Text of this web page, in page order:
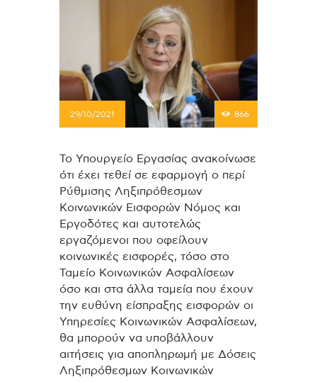
29/10/2021 866
Το Υπουργείο Εργασίας ανακοίνωσε
ότι έχει τεθεί σε εφαρμογή ο περί
Ρύθμισης Ληξιπρόθεσμων
Κοινωνικών Εισφορών Νόμος και
Εργοδότες και αυτοτελώς
εργαζόμενοι που οφείλουν
κοινωνικές εισφορές, τόσο στο
Ταμείο Κοινωνικών Ασφαλίσεων
όσο και στα άλλα ταμεία που έχουν
την ευθύνη είσπραξης εισφορών οι
Υπηρεσίες Κοινωνικών Ασφαλίσεων,
θα μπορούν να υποβάλλουν
αιτήσεις για αποπληρωμή με Δόσεις
Ληξιπρόθεσμων Κοινωνικών